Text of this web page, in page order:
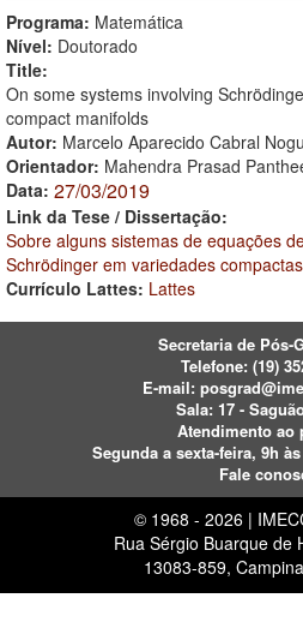
Programa: Matemática
Nível: Doutorado
Title:
On some systems involving
compact manifolds
Autor: Marcelo Aparecido Cabral
Orientador: Mahendra Prasad
Data: 27/03/2019
Link da Tese / Dissertação:
Sobre alguns sistemas de equações
Schrödinger em variedades compactas
Currículo Lattes: Lattes
Secretaria de Pós-
Telefone: (19)
E-mail:
Sala: 17 -
Atendimento ao
Segunda a sexta-feira, 9h
Fale
© 1968 - 2026 |
Rua Sérgio Buarque de
13083-859,